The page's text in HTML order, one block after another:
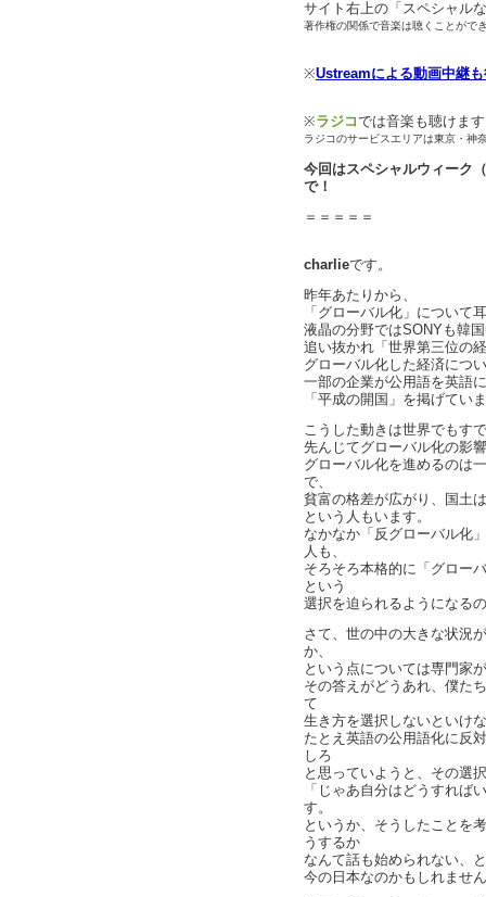
サイト右上の「スペシャル
著作権の関係で音楽は聴くことがで
※Ustreamによる動画中継
※ラジコでは音楽も聴けま
ラジコのサービスエリアは東京・神
今回はスペシャルウィーク
で！
＝＝＝＝＝
charlieです。
昨年あたりから、
「グローバル化」について
液晶の分野ではSONYも韓
追い抜かれ「世界第三位の
グローバル化した経済につ
一部の企業が公用語を英語
「平成の開国」を掲げてい
こうした動きは世界でもす
先んじてグローバル化の影
グローバル化を進めるのは
で、
貧富の格差が広がり、国土
という人もいます。
なかなか「反グローバル化
人も、
そろそろ本格的に「グロー
という
選択を迫られるようになる
さて、世の中の大きな状況
か、
という点については専門家
その答えがどうあれ、僕た
て
生き方を選択しないといけ
たとえ英語の公用語化に反
しろ
と思っていようと、その選
「じゃあ自分はどうすれば
す。
というか、そうしたことを
うするか
なんて話も始められない、
今の日本なのかもしれませ